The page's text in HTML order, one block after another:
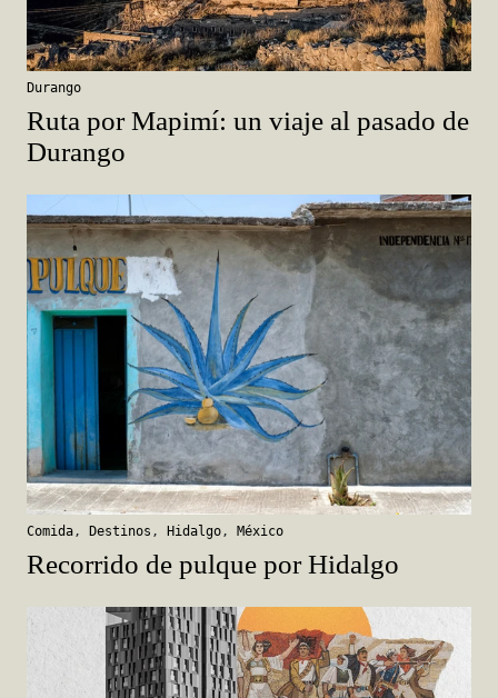
Durango
Ruta por Mapimí: un viaje al pasado de
Durango
Comida, Destinos , Hidalgo, México
Recorrido de pulque por Hidalgo